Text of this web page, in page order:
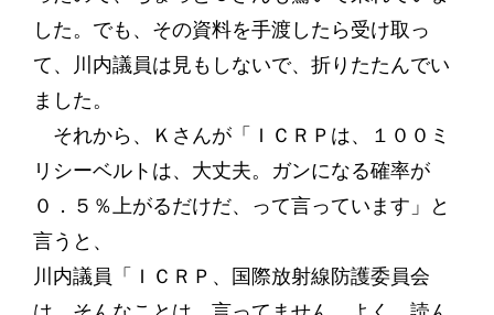
した。でも、その資料を手渡したら受け取っ
て、川内議員は見もしないで、折りたたんでい
ました。
それから、Ｋさんが「ＩＣＲＰは、１００ミ
リシーベルトは、大丈夫。ガンになる確率が
０．５％上がるだけだ、って言っています」と
言うと、
川内議員「ＩＣＲＰ、国際放射線防護委員会